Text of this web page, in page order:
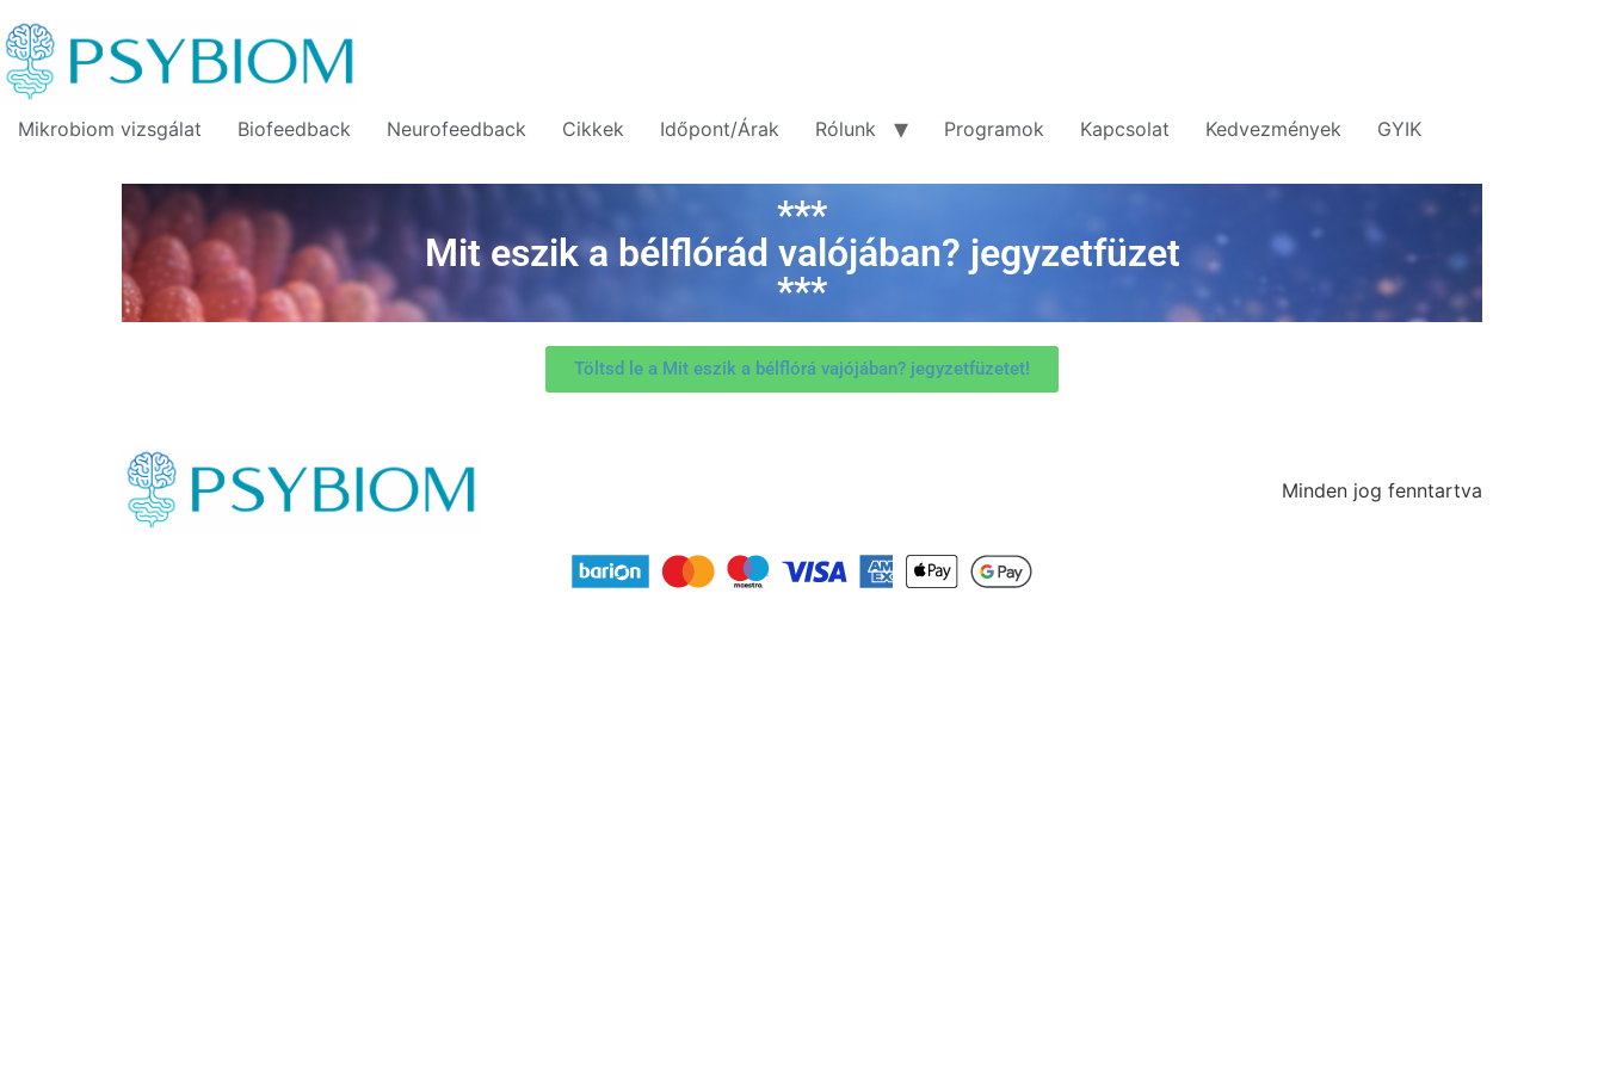
Mikrobiom vizsgálat Biofeedback Neurofeedback Cikkek Időpont/Árak Rólunk Programok Kapcsolat Kedvezmények GYIK
***
Mit eszik a bélflórád valójában? jegyzetfüzet
***
Töltsd le a Mit eszik a bélflórá vajójában? jegyzetfüzetet!
Minden jog fenntartva